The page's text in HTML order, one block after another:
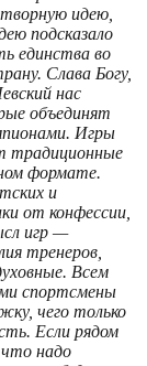
идею,
подсказало
единства во
Слава Богу,
нас
объединят
Игры
традиционные
формате.
и
от конфессии,
игр —
тренеров,
Всем
спортсмены
чего только
Если рядом
надо